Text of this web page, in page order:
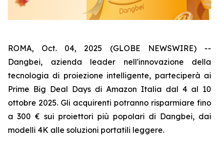
ROMA, Oct. 04, 2025 (GLOBE NEWSWIRE) --
Dangbei, azienda leader nell'innovazione della
tecnologia di proiezione intelligente, parteciperà ai
Prime Big Deal Days di Amazon Italia dal 4 al 10
ottobre 2025. Gli acquirenti potranno risparmiare fino
a 300 € sui proiettori più popolari di Dangbei, dai
modelli 4K alle soluzioni portatili leggere.